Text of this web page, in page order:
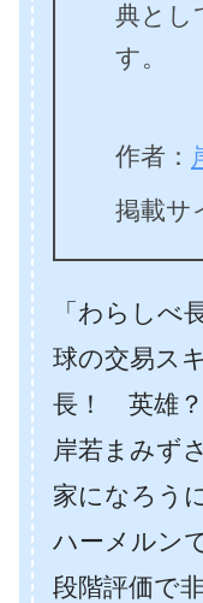
典とし
す。
作者：
掲載サ
「わらしべ
球の交易ス
長！ 英雄
岸若まみず
家になろう
ハーメルン
段階評価で